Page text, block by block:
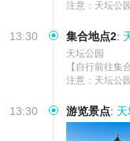
注意：天坛公
13:30 集合地点2:
天坛公园
【自行前往
注意：天坛公
13:30 游览景点: 天